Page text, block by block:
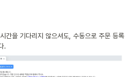
간을 기다리지 않으셔도, 수동으로 주문 등록
.